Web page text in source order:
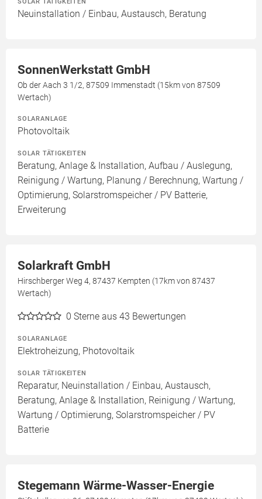
Neuinstallation / Einbau, Austausch, Beratung
SonnenWerkstatt GmbH
Ob der Aach 3 1/2, 87509 Immenstadt (15km von 87509
Wertach)
SOLARANLAGE
Photovoltaik
SOLAR TÄTIGKEITEN
Beratung, Anlage & Installation, Aufbau / Auslegung,
Reinigung / Wartung, Planung / Berechnung, Wartung /
Optimierung, Solarstromspeicher / PV Batterie,
Erweiterung
Solarkraft GmbH
Hirschberger Weg 4, 87437 Kempten (17km von 87437
Wertach)
0 Sterne aus 43 Bewertungen
SOLARANLAGE
Elektroheizung, Photovoltaik
SOLAR TÄTIGKEITEN
Reparatur, Neuinstallation / Einbau, Austausch,
Beratung, Anlage & Installation, Reinigung / Wartung,
Wartung / Optimierung, Solarstromspeicher / PV
Batterie
Stegemann Wärme-Wasser-Energie